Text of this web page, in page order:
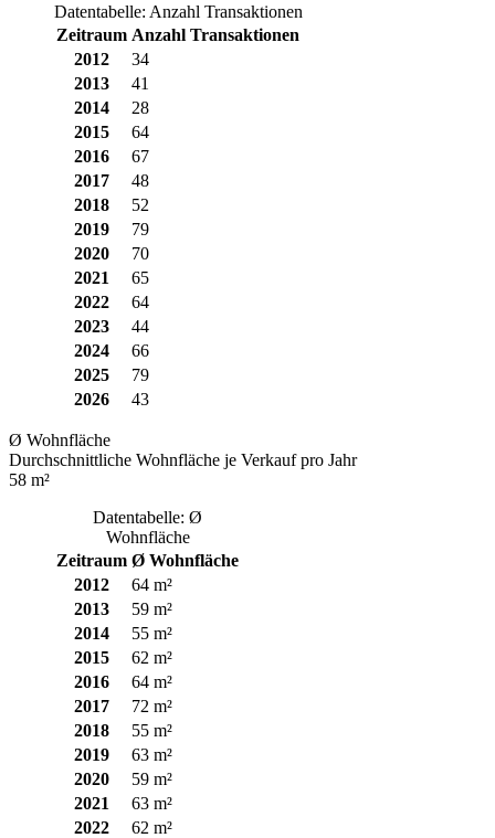
Datentabelle: Anzahl Transaktionen
Zeitraum Anzahl Transaktionen
2012
34
2013
41
2014
28
2015
64
2016
67
2017
48
2018
52
2019
79
2020
70
2021
65
2022
64
2023
44
2024
66
2025
79
2026
43
Ø Wohnfläche
Durchschnittliche Wohnfläche je Verkauf pro Jahr
58 m²
Datentabelle: Ø
Wohnfläche
Zeitraum Ø Wohnfläche
2012
64 m²
2013
59 m²
2014
55 m²
2015
62 m²
2016
64 m²
2017
72 m²
2018
55 m²
2019
63 m²
2020
59 m²
2021
63 m²
2022
62 m²